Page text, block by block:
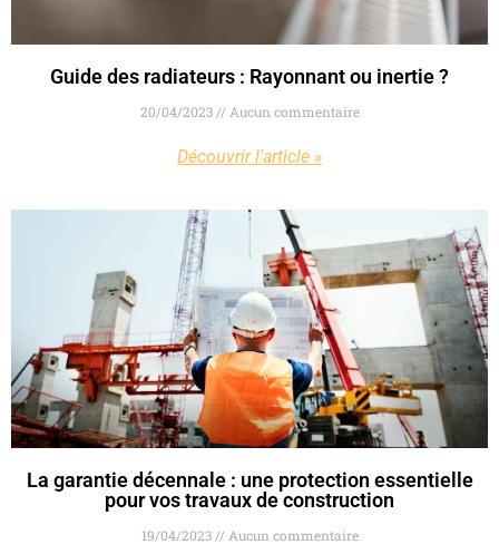
Guide des radiateurs : Rayonnant ou inertie ?
20/04/2023 Aucun commentaire
Découvrir l'article »
La garantie décennale : une protection essentielle
pour vos travaux de construction
19/04/2023 Aucun commentaire